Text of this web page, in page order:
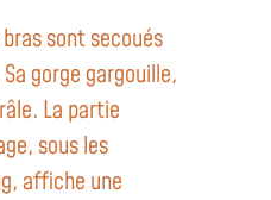
sont secoués
gorge gargouille,
La partie
sous les
affiche une